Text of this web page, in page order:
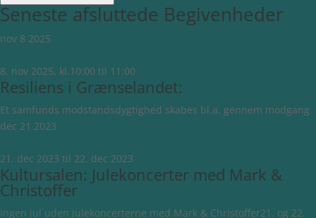
Seneste afsluttede Begivenheder
nov 8 2025
8. nov 2025, kl.10:00 til 11:00
Resiliens i Grænselandet:
Et samfunds modstandsdygtighed skabes bl.a. gennem modgang
dec 21 2023
21. dec 2023 til 22. dec 2023
Kultursalen: Julekoncerter med Mark &
Christoffer
Ingen jul uden julekoncerterne med Mark & Christoffer21. og 22.